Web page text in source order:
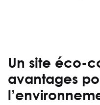
Un site éco-
avantages